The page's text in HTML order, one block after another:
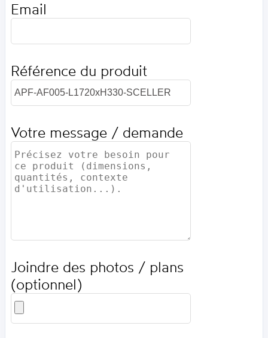
Email
Référence du produit
Votre message / demande
Joindre des photos / plans
(optionnel)